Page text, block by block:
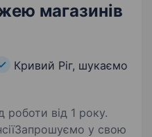
магазинів
Кривий Ріг, шукаємо
роботи від 1 року.